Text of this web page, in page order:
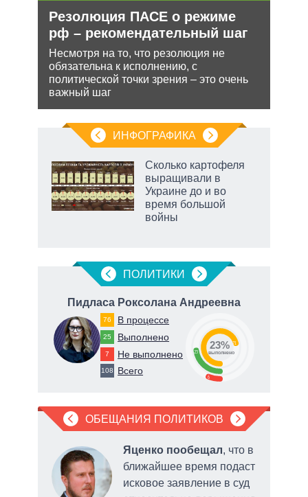
Резолюция ПАСЕ о режиме
рф – рекомендательный шаг
Несмотря на то, что резолюция не
обязательна к исполнению, с
политической точки зрения – это очень
важный шаг
ИНФОГРАФИКА
Сколько картофеля
выращивали в
Украине до и во
время большой
войны
ПОЛИТИКИ
Пидласа Роксолана Андреевна
76 В процессе
25 Выполнено
7 Не выполнено
108 Всего
6
23
71
23%
выполнено
ОБЕЩАНИЯ ПОЛИТИКОВ
Яценко пообещал, что в
ближайшее время подаст
исковое заявление в суд